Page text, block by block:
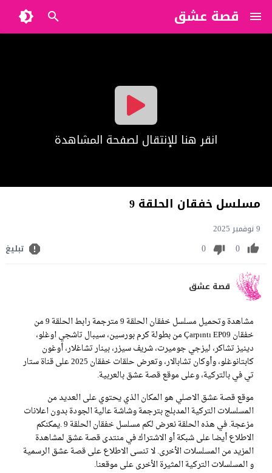
قصة عشق
?>
انقر هنا للإنتقال لصفحة المشاهدة
مسلسل خفقان الحلقة 9
9 نوفمبر 2025
0
0 تبليغ
قصة عشق
مشاهدة وتحميل مسلسل خفقان الحلقة 9 مترجمة رابط الحلقة 9 من
خفقان Çarpıntı EP09 من بطولة كرم بورسين، سيبال تاشجي اوغلو،
دينيز تشاكر، ليزجي جوميرت، شريف سيزر، بينار تشاغلار، أوغون
كابتانوغلو، وأوكان تشابالار، وتعرض حلقات خفقان 2025 على قناة ستار
تي في بالتركية، وعلى موقع قصة عشق بالعربية.
موقع قصة عشق الاصلي هو المكان الذي يحتوي على العديد من
المسلسلات التركية المدبلج بترجمة وشاشة عالية الجودة بدون اعلانات
مزعجة. في هذه الحلقة نعرض لكم مسلسل خفقان الحلقة 9 .يمكنكم
الاطلاع أيضا على شبكة أو الاشتراك في منتدى قصة عشق لمشاهدة
المزيد من المسلسلات الأخرى. لا تنسى الاطلاع على قصة عشق الرسمية
و المسلسلات التركية المثيرة الأخرى على موقعنا.